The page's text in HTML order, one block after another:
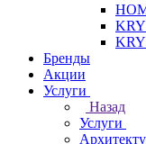
Бренды
Акции
Услуги
Назад
Услуги